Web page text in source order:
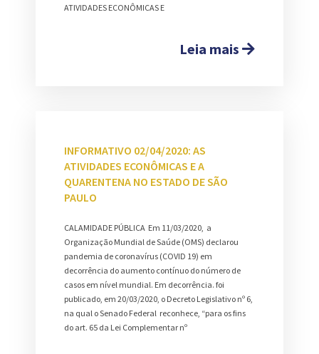
ATIVIDADES ECONÔMICAS E
Leia mais
INFORMATIVO 02/04/2020: AS
ATIVIDADES ECONÔMICAS E A
QUARENTENA NO ESTADO DE SÃO
PAULO
CALAMIDADE PÚBLICA Em 11/03/2020, a
Organização Mundial de Saúde (OMS) declarou
pandemia de coronavírus (COVID 19) em
decorrência do aumento contínuo do número de
casos em nível mundial. Em decorrência. foi
publicado, em 20/03/2020, o Decreto Legislativo nº 6,
na qual o Senado Federal reconhece, “para os fins
do art. 65 da Lei Complementar nº